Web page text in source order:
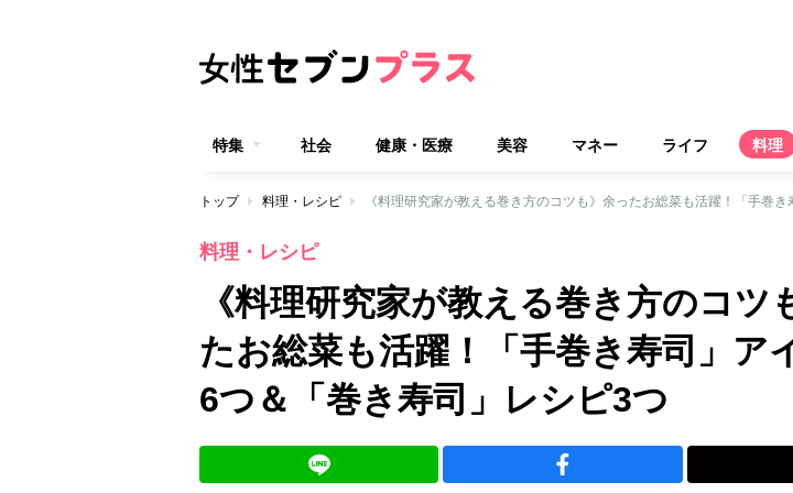
特集 社会 健康・医療 美容 マネー ライフ 料理
トップ 料理・レシピ
料理・レシピ
《料理研究家が教える巻き方のコツ
たお総菜も活躍！「手巻き寿司」ア
6つ＆「巻き寿司」レシピ3つ